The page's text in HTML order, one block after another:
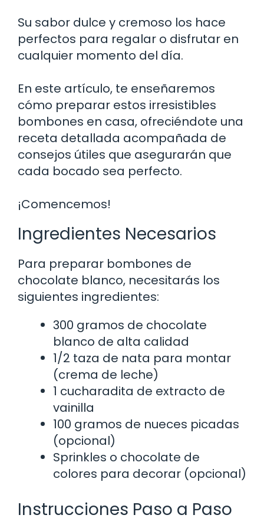
Su sabor dulce y cremoso los hace
perfectos para regalar o disfrutar en
cualquier momento del día.
En este artículo, te enseñaremos
cómo preparar estos irresistibles
bombones en casa, ofreciéndote una
receta detallada acompañada de
consejos útiles que asegurarán que
cada bocado sea perfecto.
¡Comencemos!
Ingredientes Necesarios
Para preparar bombones de
chocolate blanco, necesitarás los
siguientes ingredientes:
300 gramos de chocolate
blanco de alta calidad
1/2 taza de nata para montar
(crema de leche)
1 cucharadita de extracto de
vainilla
100 gramos de nueces picadas
(opcional)
Sprinkles o chocolate de
colores para decorar (opcional)
Instrucciones Paso a Paso